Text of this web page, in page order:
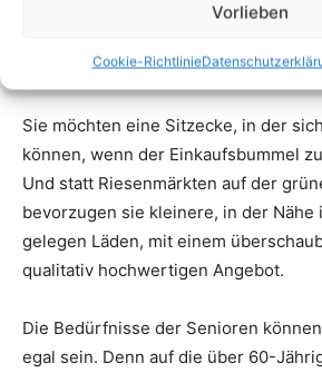
Vorlieben
Cookie-Richtlinie